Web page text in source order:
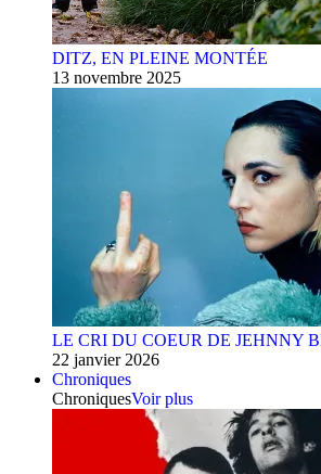
DITZ, EN PLEINE MONTÉE
13 novembre 2025
LE CRI DU COEUR DE JEHNNY
22 janvier 2026
Chroniques
ChroniquesVoir plus